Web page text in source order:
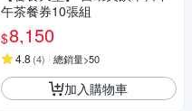
午茶餐券10張組
$8,150
4.8 (4) 總銷量>50
加入購物車